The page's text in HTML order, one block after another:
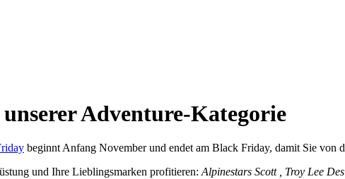
Adventure-Kategorie
beginnt Anfang November und endet am Black Friday, damit Sie von
und Ihre Lieblingsmarken profitieren: Alpinestars Scott , Troy Lee